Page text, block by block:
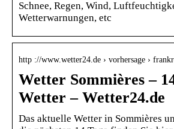
Schnee, Regen, Wind,
Wetterwarnungen, etc
http ://www.wetter24.de › vorhersage ›
Wetter Sommières –
Wetter – Wetter24.de
Das aktuelle Wetter in Sommières